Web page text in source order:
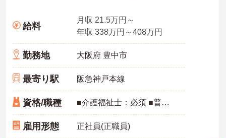
給料
月収 21.5万円～
年収 338万円～408万円
勤務地 大阪府 豊中市
最寄り駅 阪急神戸本線
資格/職種 ■介護福祉士：必須 ■普通自動車運転免許：必須 ■実務経験：必須
雇用形態 正社員(正職員)